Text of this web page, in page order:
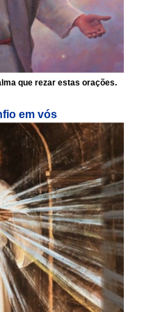
que rezar estas orações.
em vós